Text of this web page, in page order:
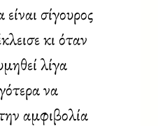
σίγουρος
κι όταν
λίγα
να
αμφιβολία